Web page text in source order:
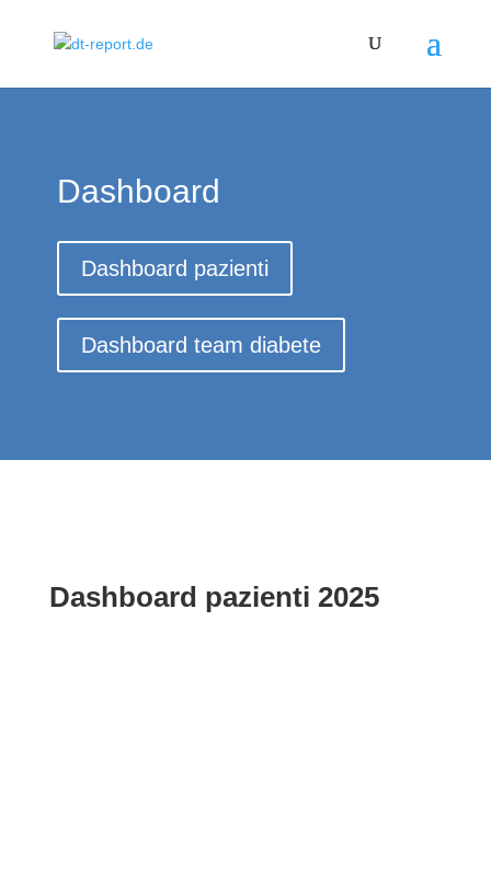
Dashboard
Dashboard pazienti
Dashboard team diabete
Dashboard pazienti 2025